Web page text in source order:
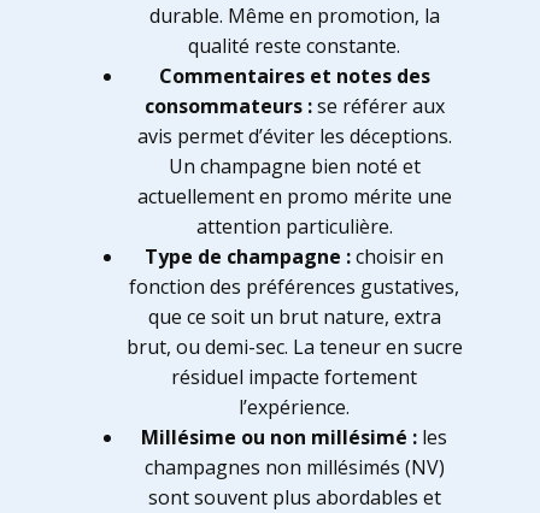
durable. Même en promotion, la
qualité reste constante.
Commentaires et notes des
consommateurs :se référer aux
avis permet d’éviter les déceptions.
Un champagne bien noté et
actuellement en promo mérite une
attention particulière.
Type de champagne :choisir en
fonction des préférences gustatives,
que ce soit un brut nature, extra
brut, ou demi-sec. La teneur en sucre
résiduel impacte fortement
l’expérience.
Millésime ou non millésimé : les
champagnes non millésimés (NV)
sont souvent plus abordables et